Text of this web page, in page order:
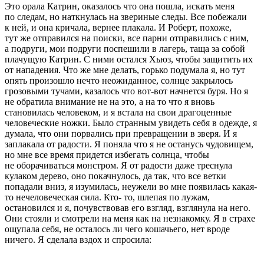
Это орала Катрин, оказалось что она пошла, искать меня
по следам, но наткнулась на звериные следы. Все побежали
к ней, и она кричала, вернее плакала. И Роберт, похоже,
тут же отправился на поиски, все парни отправились с ним,
а подруги, мои подруги поспешили в лагерь, таща за собой
плачущую Катрин. С ними остался Хьюз, чтобы защитить их
от нападения. Что же мне делать, горько подумала я, но тут
опять произошло нечто неожиданное, солнце закрылось
грозовыми тучами, казалось что вот-вот начнется буря. Но я
не обратила внимание не на это, а на то что я вновь
становилась человеком, и я встала на свои драгоценные
человеческие ножки. Было странным увидеть себя в одежде, я
думала, что они порвались при превращении в зверя. И я
заплакала от радости. Я поняла что я не останусь чудовищем,
но мне все время придется избегать солнца, чтобы
не оборачиваться монстром. Я от радости даже треснула
кулаком дерево, оно покачнулось, да так, что все ветки
попадали вниз, я изумилась, неужели во мне появилась какая-
то нечеловеческая сила. Кто- то, шлепая по лужам,
остановился и я, почувствовав его взгляд, взглянула на него.
Они стояли и смотрели на меня как на незнакомку. Я в страхе
ощупала себя, не осталось ли чего кошачьего, нет вроде
ничего. Я сделала вздох и спросила: